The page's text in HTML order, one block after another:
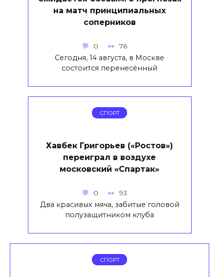
на матч принципиальных
соперников
0 76
Сегодня, 14 августа, в Москве
состоится перенесённый
СПОРТ
Хавбек Григорьев («Ростов»)
переиграл в воздухе
московский «Спартак»
0 93
Два красивых мяча, забитые головой
полузащитником клуба
СПОРТ